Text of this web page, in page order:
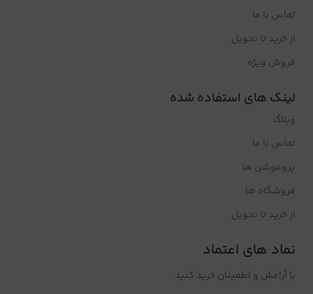
تماس با ما
از خرید تا تحویل
فروش ویژه
لینک های استفاده شده
وبلاگ
تماس با ما
پروموشن ها
فروشگاه ها
از خرید تا تحویل
نماد های اعتماد
با آرامش و اطمینان خرید کنید